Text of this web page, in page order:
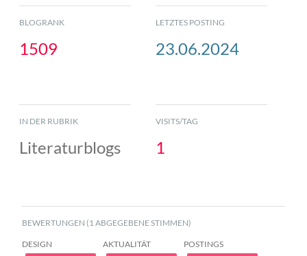
BLOGRANK
1509
LETZTES POSTING
23.06.2024
IN DER RUBRIK
Literaturblogs
VISITS/TAG
1
BEWERTUNGEN (1 ABGEGEBENE STIMMEN)
DESIGN
AKTUALITÄT
POSTINGS